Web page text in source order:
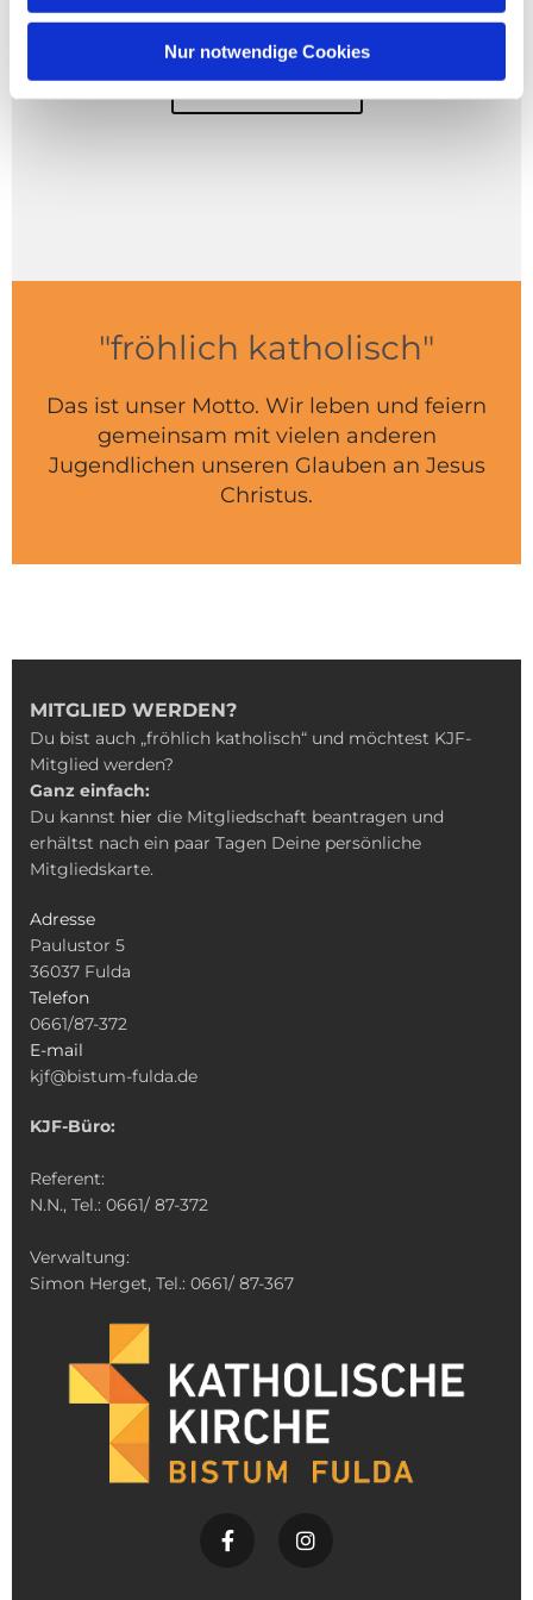
Nur notwendige Cookies
Mitgliedschaft
Weiterlesen
"fröhlich katholisch"
Das ist unser Motto. Wir leben und feiern
gemeinsam mit vielen anderen
Jugendlichen unseren Glauben an Jesus
Christus.
MITGLIED WERDEN?
Du bist auch „fröhlich katholisch“ und möchtest KJF-
Mitglied werden?
Ganz einfach:
Du kannst hier die Mitgliedschaft beantragen und
erhältst nach ein paar Tagen Deine persönliche
Mitgliedskarte.
Adresse
Paulustor 5
36037 Fulda
Telefon
0661/87-372
E-mail
kjf@bistum-fulda.de
KJF-Büro:
Referent:
N.N., Tel.: 0661/ 87-372
Verwaltung:
Simon Herget, Tel.: 0661/ 87-367